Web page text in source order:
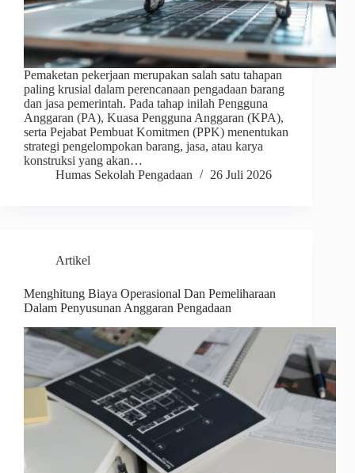
Pemaketan pekerjaan merupakan salah satu tahapan
paling krusial dalam perencanaan pengadaan barang
dan jasa pemerintah. Pada tahap inilah Pengguna
Anggaran (PA), Kuasa Pengguna Anggaran (KPA),
serta Pejabat Pembuat Komitmen (PPK) menentukan
strategi pengelompokan barang, jasa, atau karya
konstruksi yang akan…
Humas Sekolah Pengadaan
26 Juli 2026
Artikel
Menghitung Biaya Operasional Dan Pemeliharaan
Dalam Penyusunan Anggaran Pengadaan